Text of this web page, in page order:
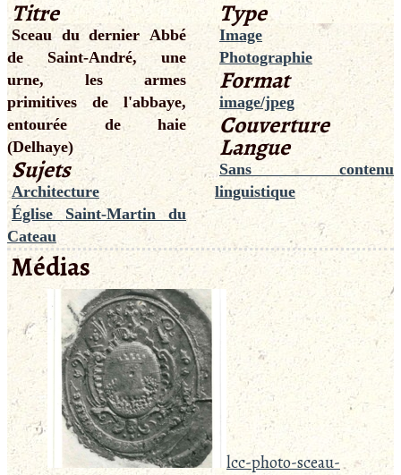
Titre
Sceau du dernier Abbé
de Saint-André, une
urne, les armes
primitives de l'abbaye,
entourée de haie
(Delhaye)
Sujets
Architecture
Église Saint-Martin du
Cateau
Type
Image
Photographie
Format
image/jpeg
Couverture
Langue
Sans contenu
linguistique
Médias
lcc-photo-sceau-